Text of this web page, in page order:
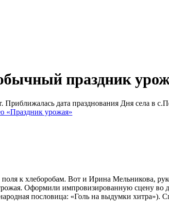
праздник
Приближалась дата празднования Дня села в
«Праздник урожая»
к хлеборобам. Вот и Ирина Мельникова,
Оформили импровизированную сцену во
пословица: «Голь на выдумки